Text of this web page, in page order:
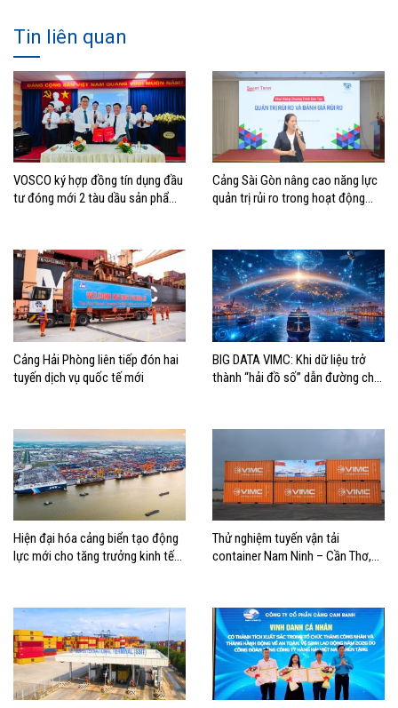
Tin liên quan
VOSCO ký hợp đồng tín dụng đầu
tư đóng mới 2 tàu dầu sản phẩm
Cảng Sài Gòn nâng cao năng lực
quản trị rủi ro trong hoạt động
Cảng Hải Phòng liên tiếp đón hai
tuyến dịch vụ quốc tế mới
BIG DATA VIMC: Khi dữ liệu trở
thành “hải đồ số” dẫn đường cho
Hiện đại hóa cảng biển tạo động
lực mới cho tăng trưởng kinh tế
Thử nghiệm tuyến vận tải
container Nam Ninh – Cần Thơ,